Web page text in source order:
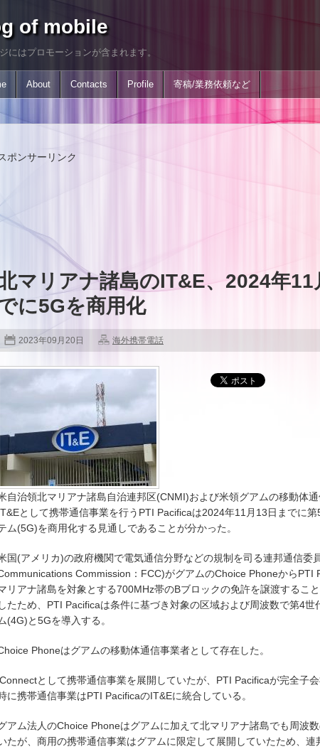
of mobile
にはプロモーションが含まれます。
About Contacts Profile 寄稿/業務依頼など
ポンサーリンク
マリアナ諸島のIT&E、2024年11
に5Gを商用化
2023年09月20日 海外携帯電話
自治領北マリアナ諸島自治連邦区(CNMI)および米領グアムの移動体
として携帯通信事業を行うPTI Pacificaは2024年11月13日までに第
ム(5G)を商用化する見通しであることが分かった。
国(アメリカ)の政府機関で電気通信分野などの規制を司る連邦通信委
Commission：FCC)がグアムのChoice PhoneからPTI
リアナ諸島を対象とする700MHz帯のBブロックの免許を譲渡するこ
したため、PTI Pacificaは条件に基づき対象の区域および周波数で第4世
ム(4G)と5Gを導入する。
Phoneはグアムの移動体通信事業者として存在した。
として携帯通信事業を展開していたが、PTI Pacificaが完全子
に携帯通信事業はPTI PacificaのIT&Eに統合している。
アム法人のChoice Phoneはグアムに加えて北マリアナ諸島でも周波
たが、商用の携帯通信事業はグアムに限定して展開していたため、連